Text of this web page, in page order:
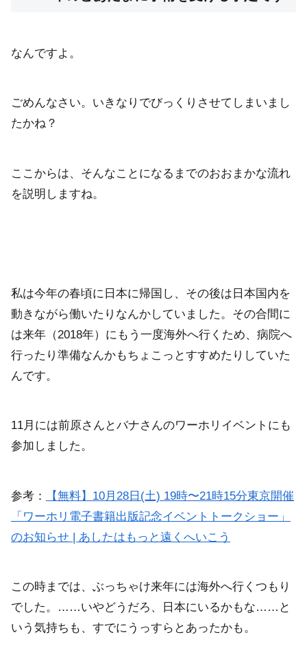
なんですよ。
ごめんなさい。いきなりでびっくりさせてしまいまし
たかね？
ここからは、そんなことになるまでのおおまかな流れ
を説明しますね。
私は今年の春頃に日本に帰国し、その後は日本国内を
動きながら働いたりなんかしていました。その合間に
は来年（2018年）にもう一度海外へ行くため、病院へ
行ったり準備なんかもちょこっとすすめたりしていた
んです。
11月には前原さんとバナさんのワーホリイベントにも
参加しました。
参考：
【無料】10月28日(土) 19時〜21時15分東京開催
「ワーホリ電子書籍出版記念イベントトークショー」
のお知らせ | あしたはもっと遠くへいこう
この時までは、ぶっちゃけ来年には海外へ行くつもり
でした。……いやどうだろ、日本にいるかもな……と
いう気持ちも、すでにうっすらとあったかも。